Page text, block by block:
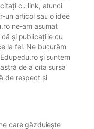
cu link, atunci
un articol sau o idee
ne-am asumat
și publicațiile cu
la fel. Ne bucurăm
și suntem
de a cita sursa
de respect și
care găzduiește